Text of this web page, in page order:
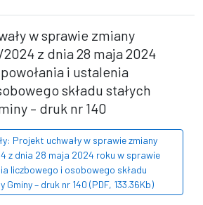
w sprawie zmiany
z dnia 28 maja 2024
i ustalenia
składu stałych
– druk nr 140
Projekt uchwały w sprawie zmiany
z dnia 28 maja 2024 roku w sprawie
liczbowego i osobowego składu
Gminy – druk nr 140 (PDF, 133.36Kb)